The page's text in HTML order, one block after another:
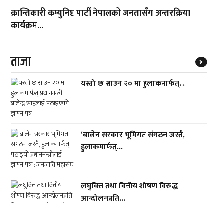
क्रान्तिकारी कम्युनिष्ट पार्टी नेपालको जनतासँग अन्तरक्रिया
कार्यक्रम...
ताजा
यस्तो छ साउन २० मा हुलाकमार्फत्...
‘बालेन सरकार भूमिगत संगठन जस्तै,
हुलाकमार्फत्...
लघुवित्त तथा वित्तीय शोषण विरुद्ध
आन्दोलनप्रति...